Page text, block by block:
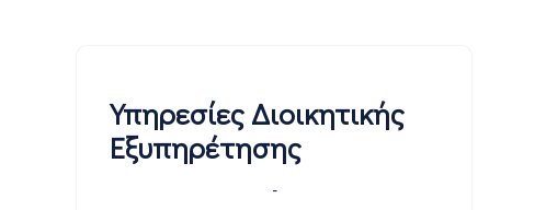
Υπηρεσίες Διοικητικής
Εξυπηρέτησης
-